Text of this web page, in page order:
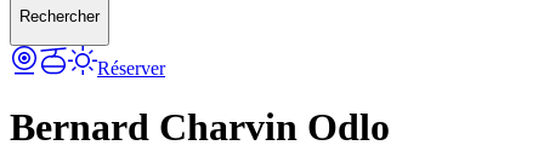
Rechercher
Réserver
Bernard Charvin Odlo